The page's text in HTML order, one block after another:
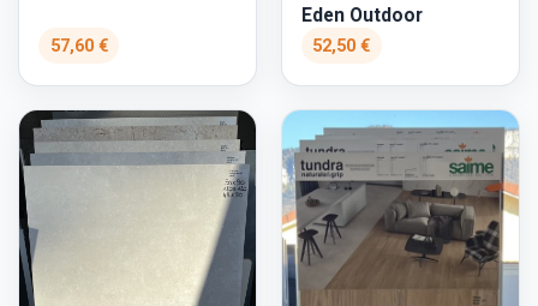
57,60 €
Eden Outdoor
52,50 €